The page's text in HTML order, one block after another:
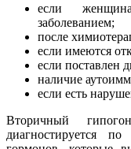
если
заболеванием;
после
если имеются
если поставлен
наличие
если есть
Вторичный
диагностируется